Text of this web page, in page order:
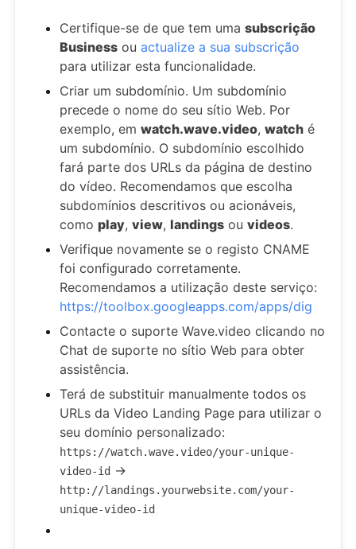
Certifique-se de que tem uma subscrição
Business ou actualize a sua subscrição
para utilizar esta funcionalidade.
Criar um subdomínio. Um subdomínio
precede o nome do seu sítio Web. Por
exemplo, em watch.wave.video, watch é
um subdomínio. O subdomínio escolhido
fará parte dos URLs da página de destino
do vídeo. Recomendamos que escolha
subdomínios descritivos ou acionáveis,
como play, view, landings ou videos.
Verifique novamente se o registo CNAME
foi configurado corretamente.
Recomendamos a utilização deste serviço:
https://toolbox.googleapps.com/apps/dig
Contacte o suporte Wave.video clicando no
Chat de suporte no sítio Web para obter
assistência.
Terá de substituir manualmente todos os
URLs da Video Landing Page para utilizar o
seu domínio personalizado:
https://watch.wave.video/your-unique-
video-id →
http://landings.yourwebsite.com/your-
unique-video-id